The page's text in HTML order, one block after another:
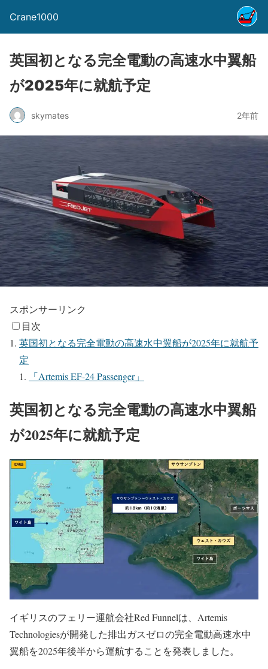
Crane1000
英国初となる完全電動の高速水中翼船
が2025年に就航予定
skymates 2年前
スポンサーリンク
目次
英国初となる完全電動の高速水中翼船が2025年に就航予
定
「Artemis EF-24 Passenger」
英国初となる完全電動の高速水中翼船
が2025年に就航予定
イギリスのフェリー運航会社Red Funnelは、Artemis
Technologiesが開発した排出ガスゼロの完全電動高速水中
翼船を2025年後半から運航することを発表しました。